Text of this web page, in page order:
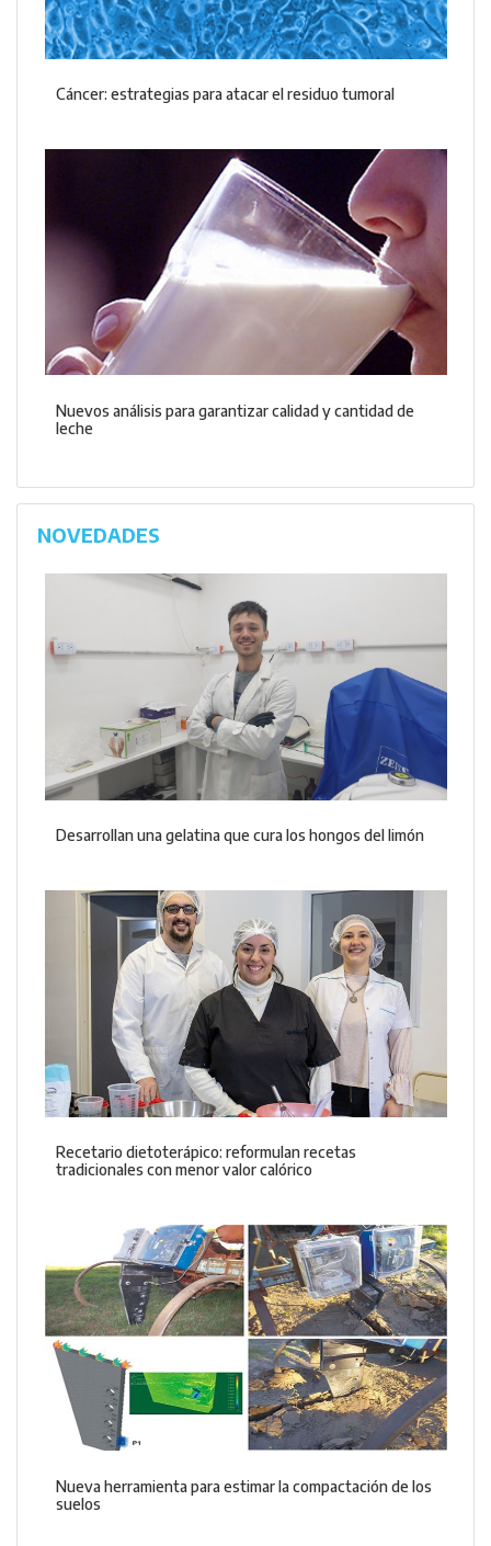
Cáncer: estrategias para atacar el residuo tumoral
Nuevos análisis para garantizar calidad y cantidad de
leche
NOVEDADES
Desarrollan una gelatina que cura los hongos del limón
Recetario dietoterápico: reformulan recetas
tradicionales con menor valor calórico
Nueva herramienta para estimar la compactación de los
suelos